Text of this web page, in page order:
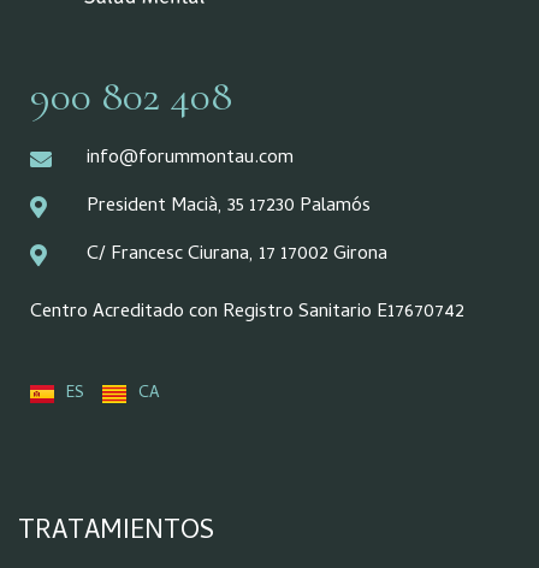
900 802 408
info@forummontau.com
President Macià, 35 17230 Palamós
C/ Francesc Ciurana, 17 17002 Girona
Centro Acreditado con Registro Sanitario E17670742
ES CA
TRATAMIENTOS